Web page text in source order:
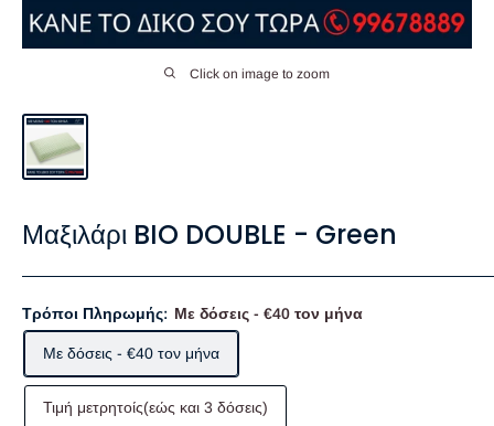
Click on image to zoom
Μαξιλάρι BIO DOUBLE - Green
Τρόποι Πληρωμής: Με δόσεις - €40 τον μήνα
Με δόσεις - €40 τον μήνα
Τιμή μετρητοίς(εώς και 3 δόσεις)